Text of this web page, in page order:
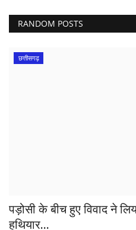
RANDOM POSTS
छत्तीसगढ़
पड़ोसी के बीच हुए विवाद ने
हथियार...